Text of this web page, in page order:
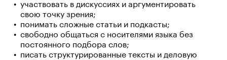
участвовать в дискуссиях и аргументировать
свою точку зрения;
понимать сложные статьи и подкасты;
свободно общаться с носителями языка без
постоянного подбора слов;
писать структурированные тексты и деловую